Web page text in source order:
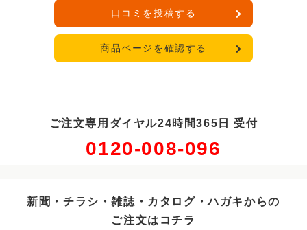
口コミを投稿する
商品ページを確認する
ご注文専用ダイヤル24時間365日 受付
0120-008-096
新聞・チラシ・雑誌・カタログ・ハガキからの
ご注文はコチラ